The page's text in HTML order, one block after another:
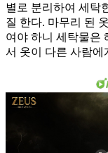
별로 분리하여 세탁
질 한다. 마무리 된
여야 하니 세탁물은
서 옷이 다른 사람에